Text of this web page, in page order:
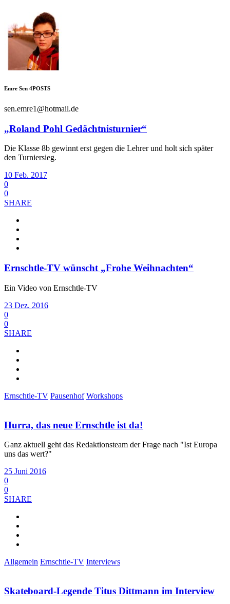
Emre Sen 4POSTS
sen.emre1@hotmail.de
„Roland Pohl Gedächtnisturnier“
Die Klasse 8b gewinnt erst gegen die Lehrer und holt sich später
den Turniersieg.
10 Feb. 2017
0
0
SHARE
Ernschtle-TV wünscht „Frohe Weihnachten“
Ein Video von Ernschtle-TV
23 Dez. 2016
0
0
SHARE
Ernschtle-TV Pausenhof Workshops
Hurra, das neue Ernschtle ist da!
Ganz aktuell geht das Redaktionsteam der Frage nach "Ist Europa
uns das wert?"
25 Juni 2016
0
0
SHARE
Allgemein Ernschtle-TV Interviews
Skateboard-Legende Titus Dittmann im Interview